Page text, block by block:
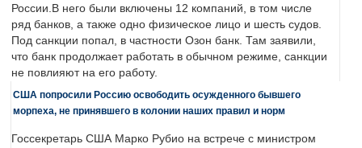
России.В него были включены 12 компаний, в том числе
ряд банков, а также одно физическое лицо и шесть судов.
Под санкции попал, в частности Озон банк. Там заявили,
что банк продолжает работать в обычном режиме, санкции
не повлияют на его работу.
США попросили Россию освободить осужденного бывшего
морпеха, не принявшего в колонии наших правил и норм
Госсекретарь США Марко Рубио на встрече с министром